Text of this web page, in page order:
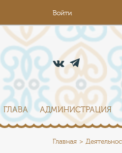
Войти
ГЛАВА АДМИНИСТРАЦИЯ
Главная